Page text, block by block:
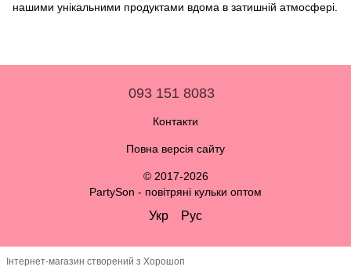
нашими унікальними продуктами вдома в затишній атмосфері.
093 151 8083
Контакти
Повна версія сайту
© 2017-2026
PartySon - повітряні кульки оптом
Укр Рус
Інтернет-магазин створений з Хорошоп